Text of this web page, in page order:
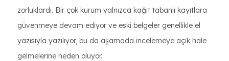
zorluklardı. Bir çok kurum yalnızca kağıt tabanlı kayıtlara
güvenmeye devam ediyor ve eski belgeler genellikle el
yazısıyla yazılıyor, bu da aşamada incelemeye açık hale
gelmelerine neden oluyor.